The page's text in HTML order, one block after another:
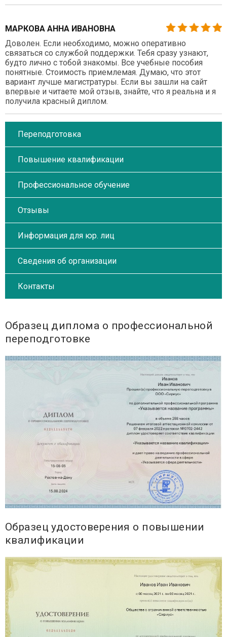
МАРКОВА АННА ИВАНОВНА
Доволен. Если необходимо, можно оперативно
связаться со службой поддержки. Тебя сразу узнают,
будто лично с тобой знакомы. Все учебные пособия
понятные. Стоимость приемлемая. Думаю, что этот
вариант лучше магистратуры. Если вы зашли на сайт
впервые и читаете мой отзыв, знайте, что я реальна и я
получила красный диплом.
Переподготовка
Повышение квалификации
Профессиональное обучение
Отзывы
Информация для юр. лиц
Сведения об организации
Контакты
Образец диплома о профессиональной
переподготовке
Образец удостоверения о повышении
квалификации